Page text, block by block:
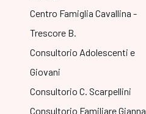
Centro Famiglia Cavallina -
Trescore B.
Consultorio Adolescenti e
Giovani
Consultorio C. Scarpellini
Consultorio Familiare Gianna